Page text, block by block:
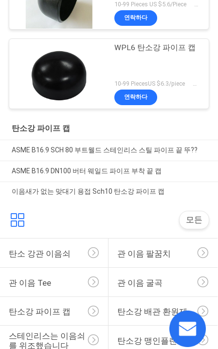
10-99 Pieces US $5.6/Piece 100-199 Pieces US $4.2/Piece 200+ Pieces US $3.9/piece MOQ:10 조각
연락하다
WPL6 탄소강 파이프 캡
연락하다
탄소강 파이프 캡
ASME B16.9 SCH 80 부트웰드 스테인리스 스틸 파이프 끝 뚜??
ASME B16.9 DN100 버터 웨일드 파이프 부착 끝 캡
이음새가 없는 맞대기 용접 Sch10 탄소강 파이프 캡
모든
탄소 강관 이음쇠 관 이음 팔꿈치
관 이음 Tee 관 이음 굴곡
탄소강 파이프 캡 탄소강 배관 환원제
스테인리스는 이음쇠
를 위조했습니다
탄소강 맹인플랜지